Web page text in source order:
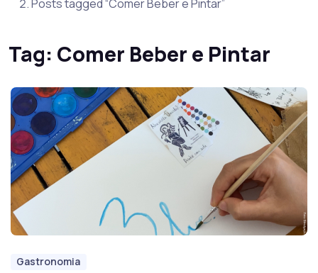
Posts tagged “Comer Beber e Pintar”
Tag: Comer Beber e Pintar
Gastronomia